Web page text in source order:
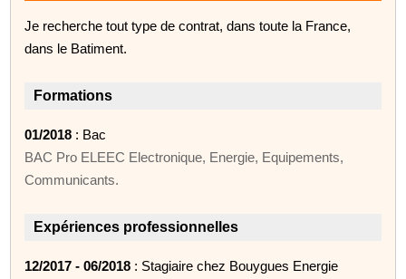
Je recherche tout type de contrat, dans toute la France,
dans le Batiment.
Formations
01/2018 : Bac
BAC Pro ELEEC Electronique, Energie, Equipements,
Communicants.
Expériences professionnelles
12/2017 - 06/2018 : Stagiaire chez Bouygues Energie